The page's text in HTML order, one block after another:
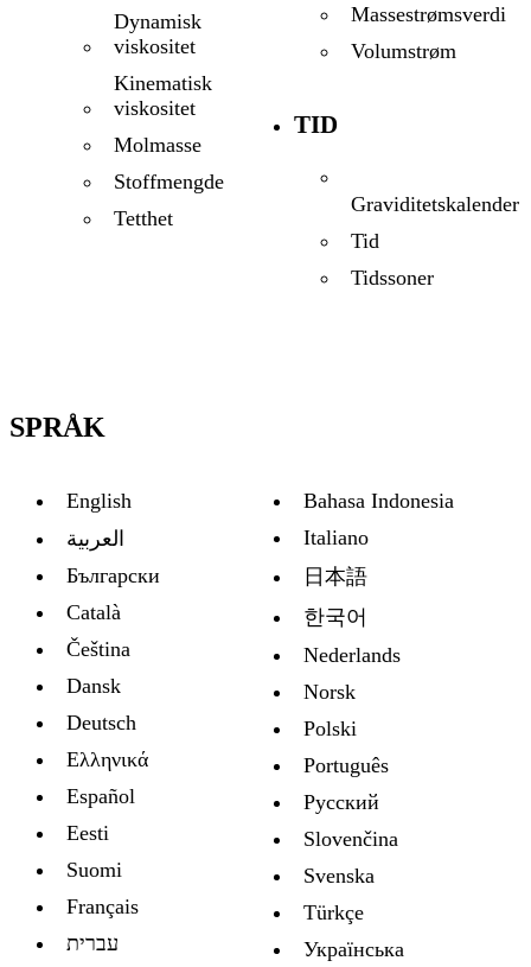
Dynamisk
viskositet
Kinematisk
viskositet
Molmasse
Stoffmengde
Tetthet
Massestrømsverdi
Volumstrøm
TID
Graviditetskalender
Tid
Tidssoner
SPRÅK
English
العربية
Български
Català
Čeština
Dansk
Deutsch
Ελληνικά
Español
Eesti
Suomi
Français
עברית
Bahasa Indonesia
Italiano
日本語
한국어
Nederlands
Norsk
Polski
Português
Русский
Slovenčina
Svenska
Türkçe
Украïнська